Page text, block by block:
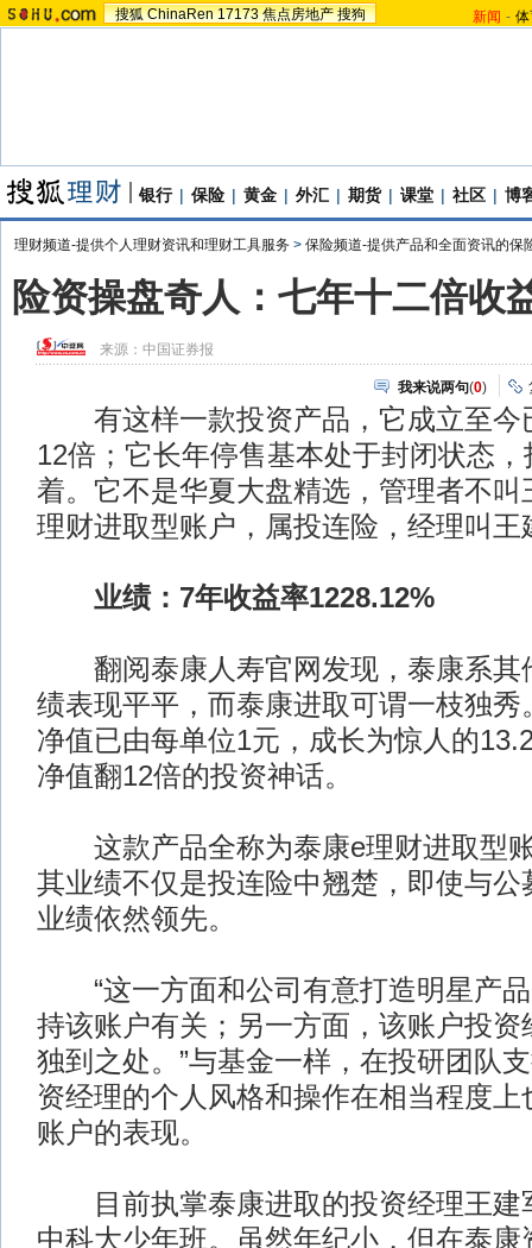
搜狐 ChinaRen 17173 焦点房地产 搜狗 新闻 -
银行 | 保险 | 黄金 | 外汇 | 期货 | 课堂 | 社区 | 博
理财频道-提供个人理财资讯和理财工具服务 > 保险频道-提供产品和全面资讯的保
险资操盘奇人：七年十二倍收
来源： 中国证券报
我来说两句(0)
有这样一款投资产品，它成立至今
12倍；它长年停售基本处于封闭状态
着。它不是华夏大盘精选，管理者不叫
理财进取型账户，属投连险，经理叫王
业绩：7年收益率1228.12%
翻阅泰康人寿官网发现，泰康系其
绩表现平平，而泰康进取可谓一枝独秀
净值已由每单位1元，成长为惊人的
净值翻12倍的投资神话。
这款产品全称为泰康e理财进取型
其业绩不仅是投连险中翘楚，即使与公
业绩依然领先。
“这一方面和公司有意打造明星产品
持该账户有关；另一方面，该账户投资
独到之处。”与基金一样，在投研团队
资经理的个人风格和操作在相当程度上
账户的表现。
目前执掌泰康进取的投资经理王建
中科大少年班。虽然年纪小，但在泰康